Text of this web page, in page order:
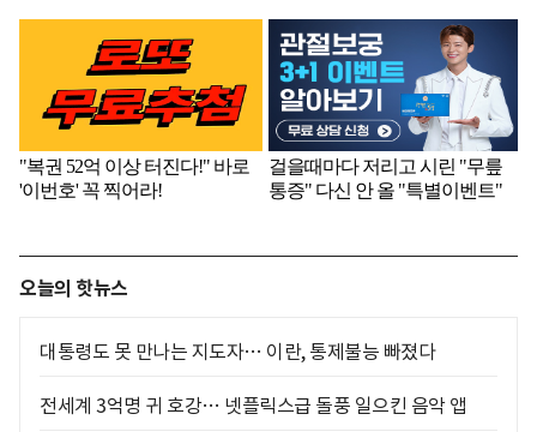
오늘의 핫뉴스
대통령도 못 만나는 지도자… 이란, 통제불능 빠졌다
전세계 3억명 귀 호강… 넷플릭스급 돌풍 일으킨 음악 앱